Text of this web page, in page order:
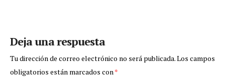
Deja una respuesta
Tu dirección de correo electrónico no será publicada.Los campos
obligatorios están marcados con*